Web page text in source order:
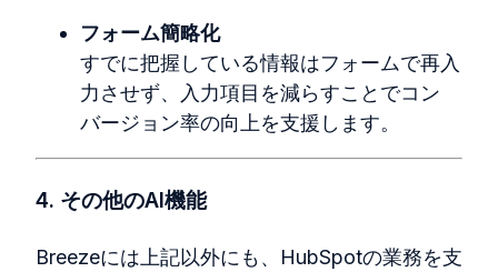
フォーム簡略化
すでに把握している情報はフォームで再入
力させず、入力項目を減らすことでコン
バージョン率の向上を支援します。
4. その他のAI機能
Breezeには上記以外にも、HubSpotの業務を支